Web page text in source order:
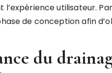
utilisateur.
de conception afin
du